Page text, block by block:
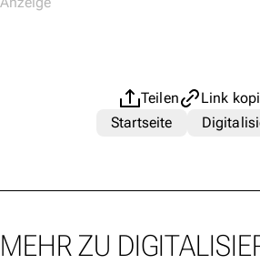
Teilen
Link
Startseite
MEHR ZU